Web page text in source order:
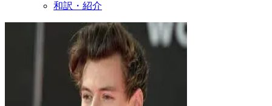
和訳・紹介